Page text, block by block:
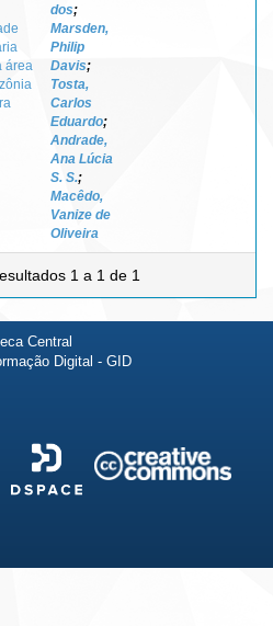
área
dos;
Marsden,
Philip
Davis;
Tosta,
Carlos
Eduardo;
Andrade,
Ana Lúcia
S. S.;
Macêdo,
Vanize de
Oliveira
1 a 1 de 1
Central
Digital - GID